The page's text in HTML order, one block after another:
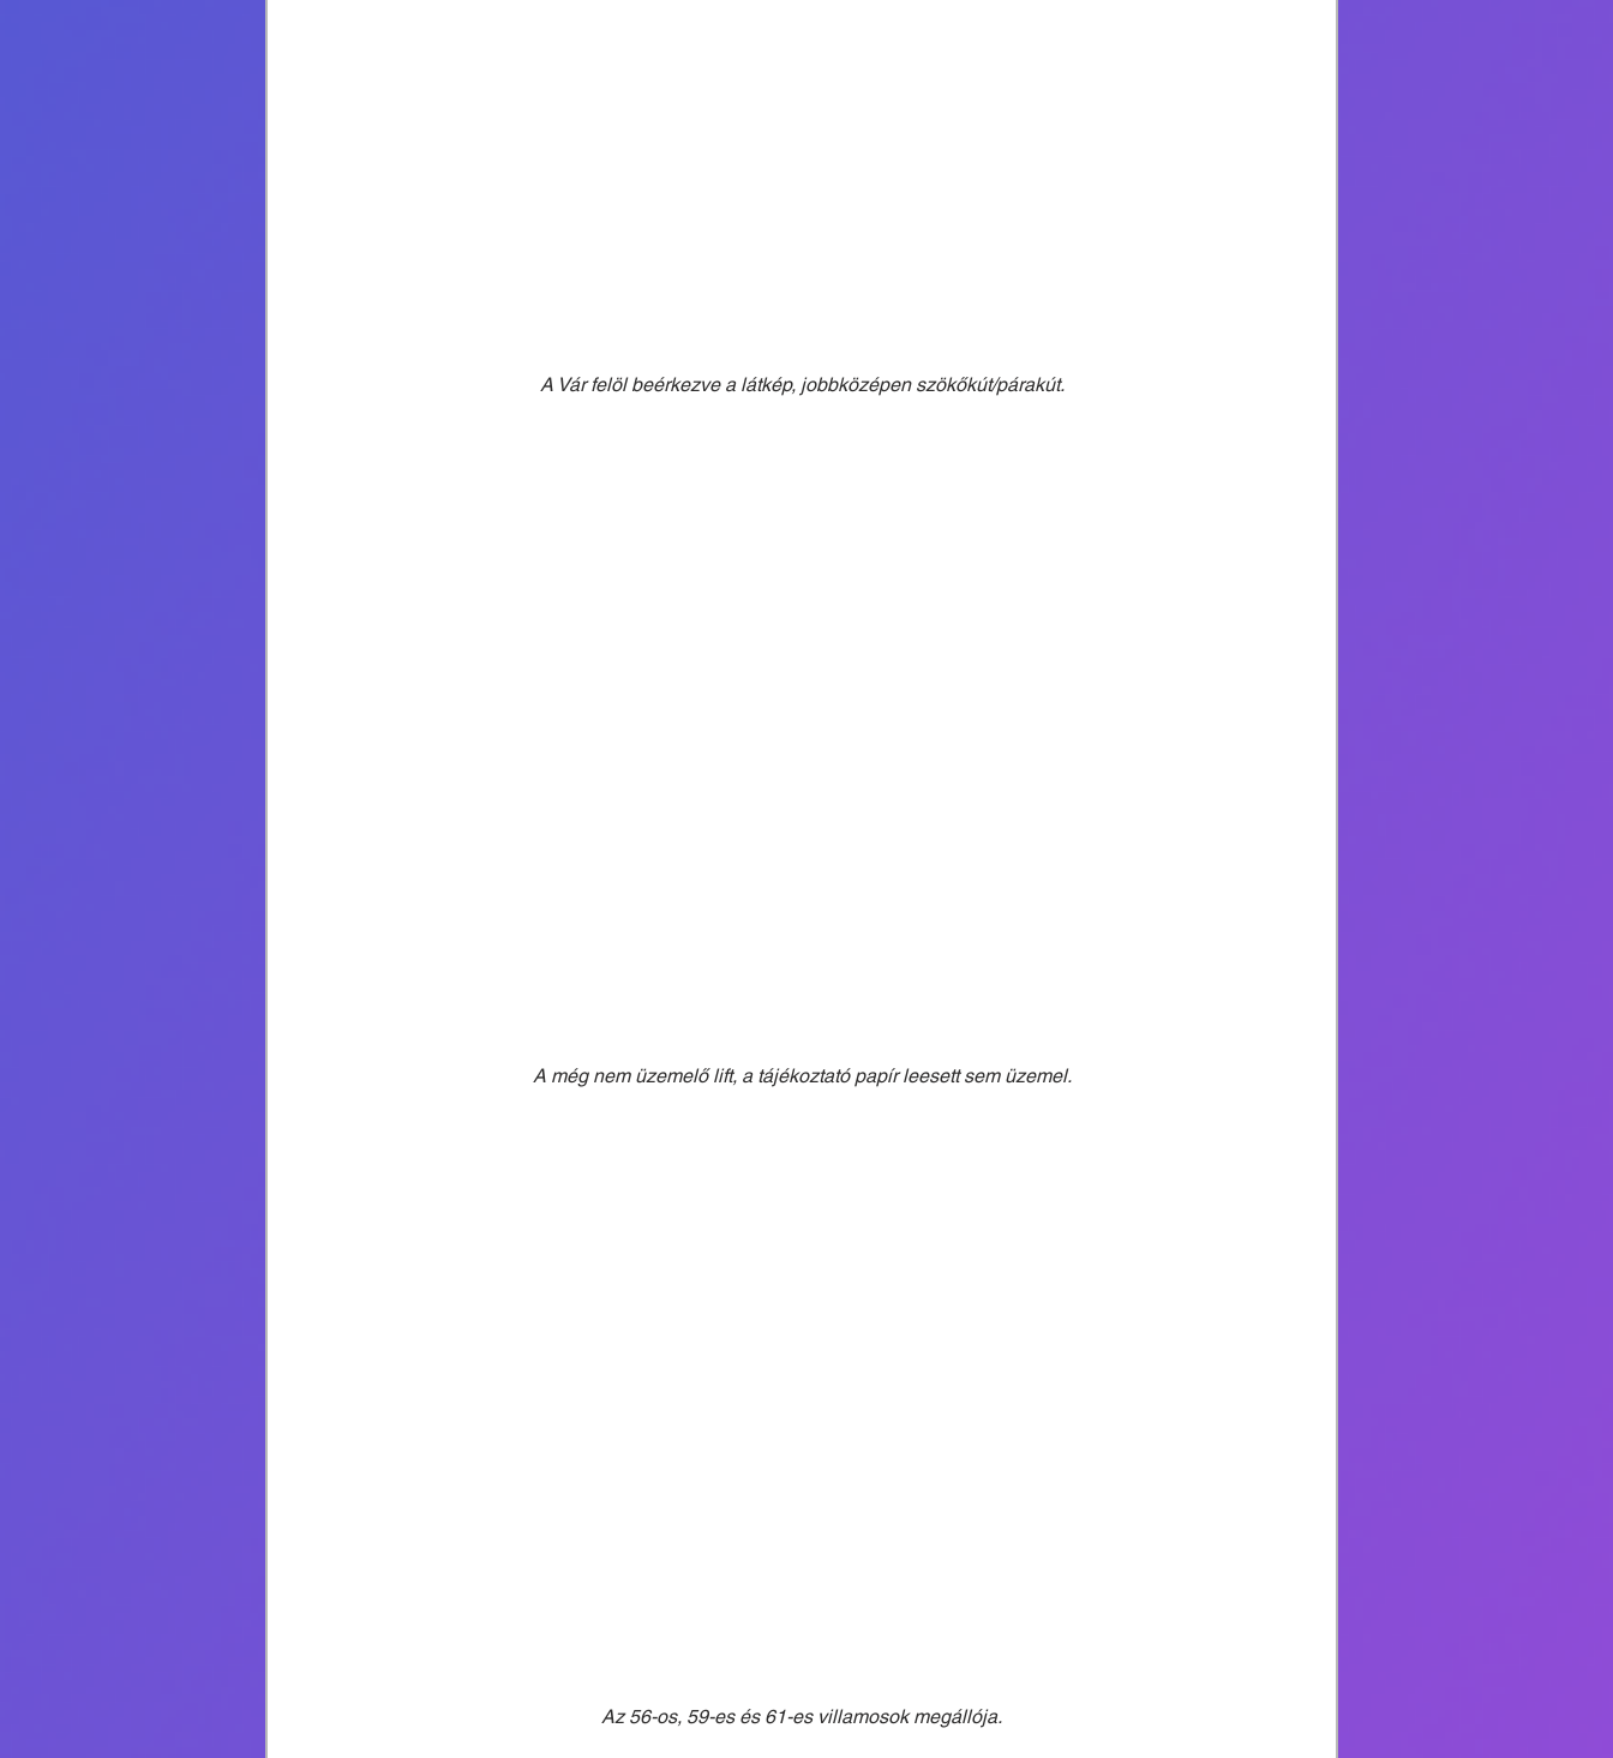
A Vár felöl beérkezve a látkép, jobbközépen szökőkút/párakút.
A még nem üzemelő lift, a tájékoztató papír leesett sem üzemel.
Az 56-os, 59-es és 61-es villamosok megállója.